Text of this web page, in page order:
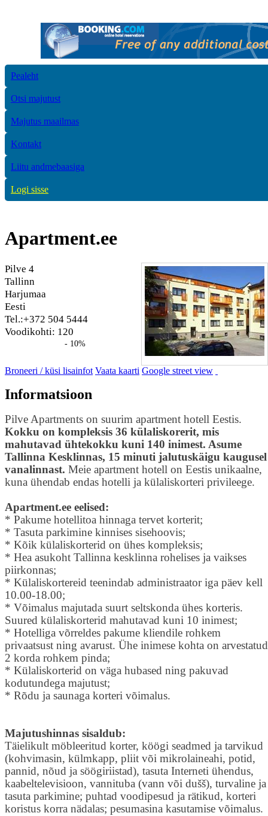
Pealeht
Otsi majutust
Majutus maailmas
Kontakt
Liitu andmebaasiga
Logi sisse
Apartment.ee
Pilve 4
Tallinn
Harjumaa
Eesti
Tel.:+372 504 5444
Voodikohti: 120
- 10%
Broneeri / küsi lisainfot Vaata kaarti Google street view
Informatsioon
Pilve Apartments on suurim apartment hotell Eestis.
Kokku on kompleksis 36 külaliskorerit, mis
mahutavad ühtekokku kuni 140 inimest. Asume
Tallinna Kesklinnas, 15 minuti jalutuskäigu kaugusel
vanalinnast. Meie apartment hotell on Eestis unikaalne,
kuna ühendab endas hotelli ja külaliskorteri privileege.
Apartment.ee eelised:
* Pakume hotellitoa hinnaga tervet korterit;
* Tasuta parkimine kinnises sisehoovis;
* Kõik külaliskorterid on ühes kompleksis;
* Hea asukoht Tallinna kesklinna rohelises ja vaikses
piirkonnas;
* Külaliskortereid teenindab administraator iga päev kell
10.00-18.00;
* Võimalus majutada suurt seltskonda ühes korteris.
Suured külaliskorterid mahutavad kuni 10 inimest;
* Hotelliga võrreldes pakume kliendile rohkem
privaatsust ning avarust. Ühe inimese kohta on arvestatud
2 korda rohkem pinda;
* Külaliskorterid on väga hubased ning pakuvad
kodutundega majutust;
* Rõdu ja saunaga korteri võimalus.
Majutushinnas sisaldub:
Täielikult möbleeritud korter, köögi seadmed ja tarvikud
(kohvimasin, külmkapp, pliit või mikrolaineahi, potid,
pannid, nõud ja söögiriistad), tasuta Interneti ühendus,
kaabeltelevisioon, vannituba (vann või dušš), turvaline ja
tasuta parkimine; puhtad voodipesud ja rätikud, korteri
koristus korra nädalas; pesumasina kasutamise võimalus.